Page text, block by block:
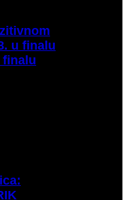
u finalu
finalu